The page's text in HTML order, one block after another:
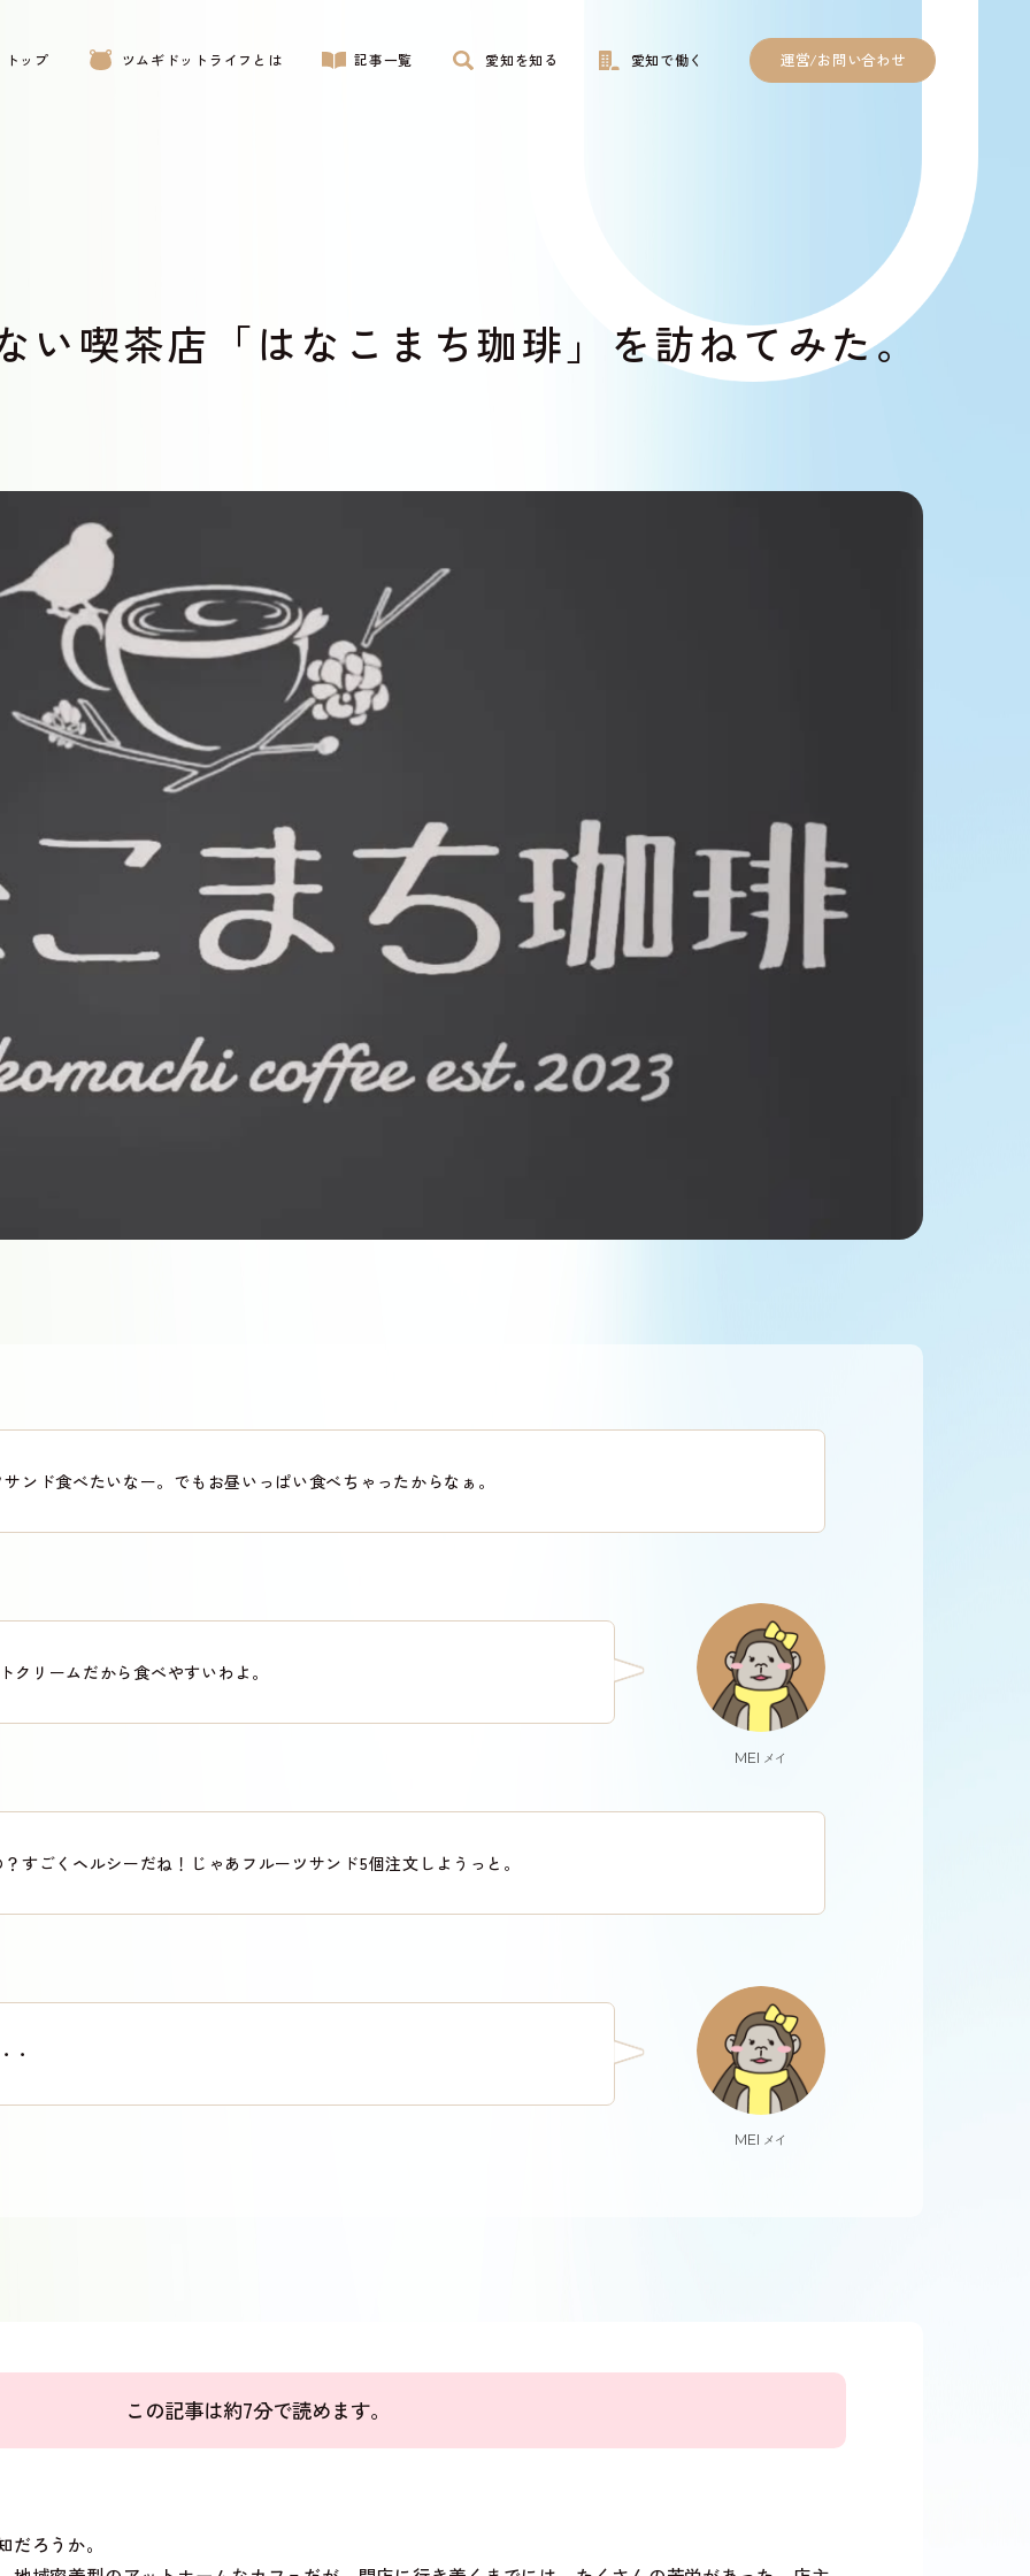
トップ ツムギドットライフとは 記事一覧 愛知を知る 愛知で働く 運営/お問い合わせ
い喫茶店「はなこまち珈琲」を訪ねてみた。
ンド食べたいなー。でもお昼いっぱい食べちゃったからなぁ。
MEI メイ
リームだから食べやすいわよ。
すごくヘルシーだね！じゃあフルーツサンド5個注文しようっと。
MEI メイ
・
この記事は約7分で読めます。
ろうか。